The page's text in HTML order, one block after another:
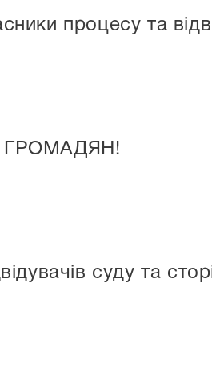
процесу та
суду та